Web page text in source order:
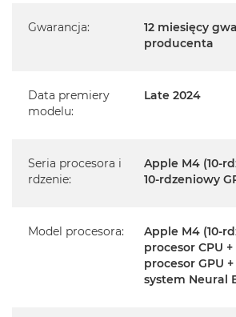
Szczegółowe informacje na ten
kontaktując się z naszym handlowcem.
Posiada system operacyjny
polskim oraz polskie menu
urządzenia.
Magic Keyboard z Touch ID
Gwarancja:
12 miesięcy
producenta
Data premiery
modelu:
Late 2024
Seria procesora i
rdzenie:
Apple M4 (10-
10-rdzeniowy
Model procesora:
Apple M4 (10-
procesor CPU
procesor GPU
system Neural